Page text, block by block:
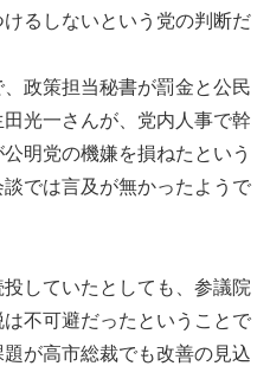
るしないという党の判断だ
政策担当秘書が罰金と公民
光一さんが、党内人事で幹
明党の機嫌を損ねたという
では言及が無かったようで
していたとしても、参議院
不可避だったということで
が高市総裁でも改善の見込